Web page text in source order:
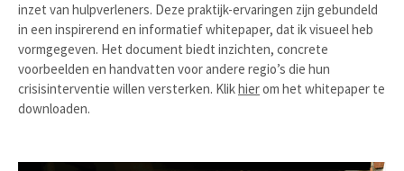
inzet van hulpverleners. Deze praktijk-ervaringen zijn gebundeld
in een inspirerend en informatief whitepaper, dat ik visueel heb
vormgegeven. Het document biedt inzichten, concrete
voorbeelden en handvatten voor andere regio’s die hun
crisisinterventie willen versterken. Klikhierom het whitepaper te
downloaden.